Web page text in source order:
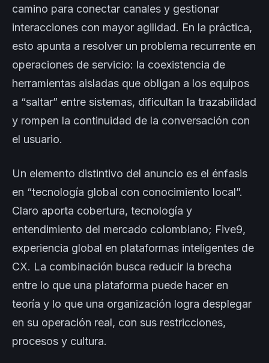
camino para conectar canales y gestionar
interacciones con mayor agilidad. En la práctica,
esto apunta a resolver un problema recurrente en
operaciones de servicio: la coexistencia de
herramientas aisladas que obligan a los equipos
a “saltar” entre sistemas, dificultan la trazabilidad
y rompen la continuidad de la conversación con
el usuario.
Un elemento distintivo del anuncio es el énfasis
en “tecnología global con conocimiento local”.
Claro aporta cobertura, tecnología y
entendimiento del mercado colombiano; Five9,
experiencia global en plataformas inteligentes de
CX. La combinación busca reducir la brecha
entre lo que una plataforma puede hacer en
teoría y lo que una organización logra desplegar
en su operación real, con sus restricciones,
procesos y cultura.